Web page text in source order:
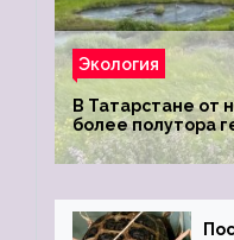
Экология
В Татарстане от
более полутора